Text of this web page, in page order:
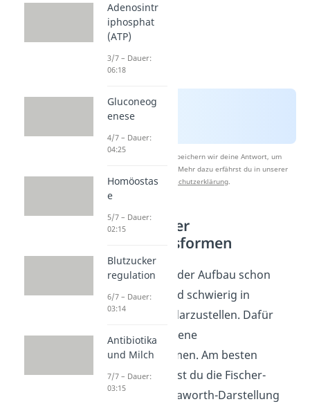
Nach Beantwortung speichern wir deine Antwort, um
Studyflix zu verbessern. Mehr dazu erfährst du in unserer
Datenschutzerklärung.
Einfachzucker
Darstellungsformen
Bisher erscheint der Aufbau schon
sehr komplex und schwierig in
einfacher Form darzustellen. Dafür
gibt es verschiedene
Darstellungsformen. Am besten
verwenden kannst du die Fischer-
Projektion, die Haworth-Darstellung
Adenosintr
iphosphat
(ATP)
3/7 – Dauer:
06:18
Gluconeog
enese
4/7 – Dauer:
04:25
Homöostas
e
5/7 – Dauer:
02:15
Blutzucker
regulation
6/7 – Dauer:
03:14
Antibiotika
und Milch
7/7 – Dauer:
03:15